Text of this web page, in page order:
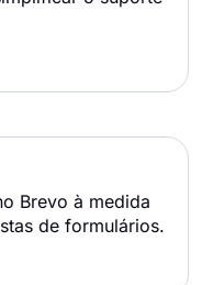
Brevo à medida
de formulários.